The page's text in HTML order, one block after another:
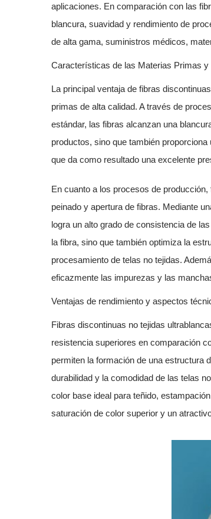
aplicaciones. En comparación con las
blancura, suavidad y rendimiento de
de alta gama, suministros médicos,
Características de las Materias Primas
La principal ventaja de fibras
primas de alta calidad. A través de
estándar, las fibras alcanzan una
productos, sino que también
que da como resultado una excelente
En cuanto a los procesos de producción,
peinado y apertura de fibras. Mediante
logra un alto grado de consistencia de
la fibra, sino que también optimiza la
procesamiento de telas no tejidas.
eficazmente las impurezas y las
Ventajas de rendimiento y aspectos
Fibras discontinuas no tejidas
resistencia superiores en comparación
permiten la formación de una estructura
durabilidad y la comodidad de las telas
color base ideal para teñido,
saturación de color superior y un